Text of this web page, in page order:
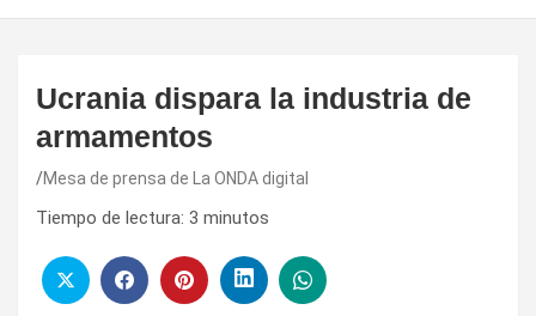
Ucrania dispara la industria de
armamentos
Mesa de prensa de La ONDA digital
Tiempo de lectura: 3 minutos